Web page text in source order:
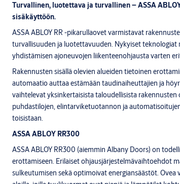
Turvallinen, luotettava ja turvallinen– ASSA
sisäkäyttöön.
ASSA ABLOY RR -pikarullaovet varmistavat
turvallisuuden ja luotettavuuden. Nykyiset teknologiat
yhdistämisen ajoneuvojen liikenteenohjausta varten
Rakennusten sisällä olevien alueiden tietoinen
automaatio auttaa estämään taudinaiheuttajien ja
vaihtelevat yksinkertaisista taloudellisista
puhdastilojen, elintarviketuotannon ja
toisistaan.
ASSA ABLOY RR300
ASSA ABLOY RR300 (aiemmin Albany Doors) on
erottamiseen. Erilaiset ohjausjärjestelmävaihtoehdot
sulkeutumisen sekä optimoivat energiansäästöt.